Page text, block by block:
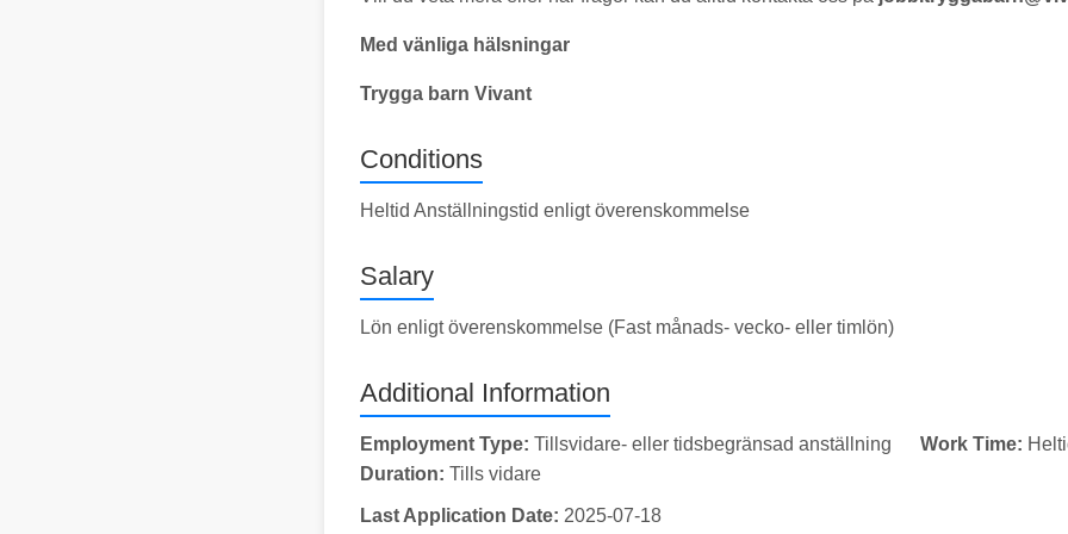
Med vänliga hälsningar
Trygga barn Vivant
Conditions
Heltid Anställningstid enligt överenskommelse
Salary
Lön enligt överenskommelse (Fast månads- vecko- eller timlön)
Additional Information
Employment Type: Tillsvidare- eller tidsbegränsad anställning Work Time:
Duration: Tills vidare
Last Application Date: 2025-07-18